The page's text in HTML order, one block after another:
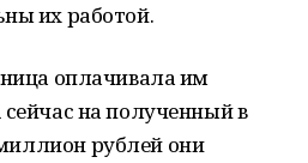
их работой.
оплачивала им
на полученный в
рублей они